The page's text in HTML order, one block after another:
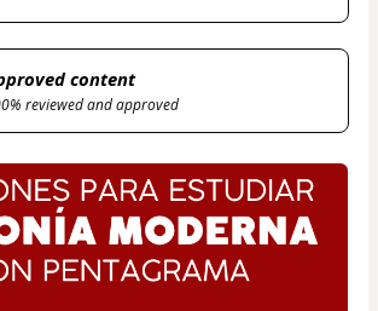
content
reviewed and approved